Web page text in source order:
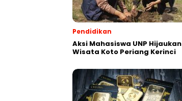
Pendidikan
Aksi Mahasiswa UNP Hijaukan
Wisata Koto Periang Kerinci